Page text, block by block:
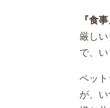
『食事
厳し
で、
ペッ
が、